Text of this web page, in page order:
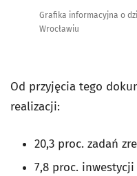
Grafika informacyjna o
Wrocławiu
Od przyjęcia tego
realizacji:
20,3 proc. zadań
7,8 proc.